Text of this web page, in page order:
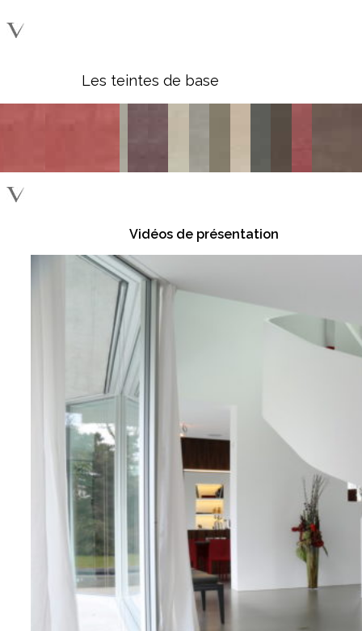
Les teintes de base
Vidéos de présentation